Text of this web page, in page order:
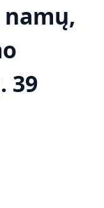
39